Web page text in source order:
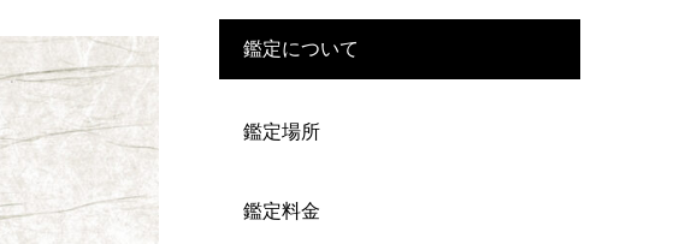
鑑定について
鑑定場所
鑑定料金